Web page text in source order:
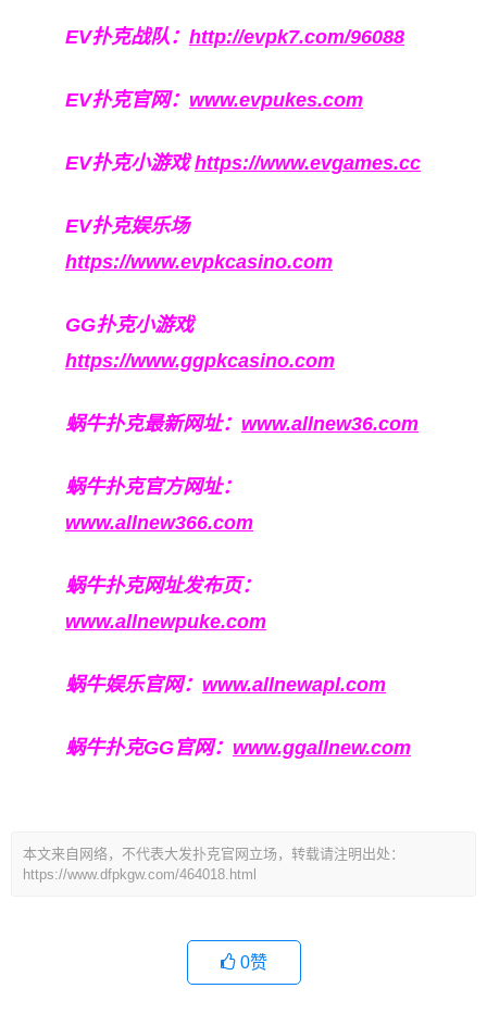
EV扑克战队： http://evpk7.com/96088
EV扑克官网： www.evpukes.com
EV扑克小游戏https://www.evgames.cc
EV扑克娱乐场
https://www.evpkcasino.com
GG扑克小游戏
https://www.ggpkcasino.com
蜗牛扑克最新网址： www.allnew36.com
蜗牛扑克官方网址：
www.allnew366.com
蜗牛扑克网址发布页：
www.allnewpuke.com
蜗牛娱乐官网： www.allnewapl.com
蜗牛扑克GG官网： www.ggallnew.com
本文来自网络，不代表大发扑克官网立场，转载请注明出处：
https://www.dfpkgw.com/464018.html
0赞